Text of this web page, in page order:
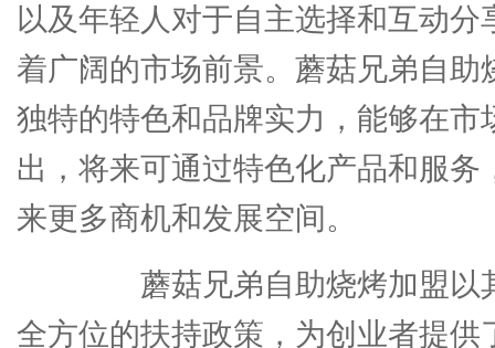
以及年轻人对于自主选择和互动分
着广阔的市场前景。蘑菇兄弟自助
独特的特色和品牌实力，能够在市
出，将来可通过特色化产品和服务
来更多商机和发展空间。
蘑菇兄弟自助烧烤加盟以
全方位的扶持政策，为创业者提供